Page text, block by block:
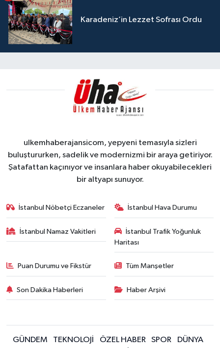
Karadeniz’in Lezzet Sofrası Ordu
ulkemhaberajansicom, yepyeni temasıyla sizleri
buluştururken, sadelik ve modernizmi bir araya getiriyor.
Şatafattan kaçınıyor ve insanlara haber okuyabilecekleri
bir altyapı sunuyor.
İstanbul Nöbetçi Eczaneler İstanbul Hava Durumu
İstanbul Namaz Vakitleri
İstanbul Trafik Yoğunluk
Haritası
Puan Durumu ve Fikstür Tüm Manşetler
Son Dakika Haberleri Haber Arşivi
GÜNDEM TEKNOLOJİ ÖZEL HABER SPOR DÜNYA